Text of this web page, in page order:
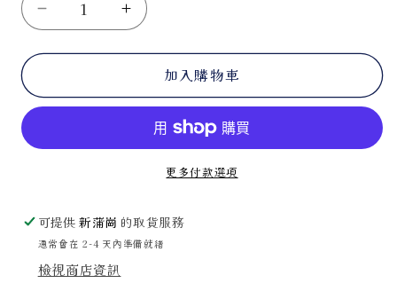
Johnny
Walker
Gold
[40%]
Johnny
Walker
Gold
Label
[40%]
加入購物車
更多付款選項
可提供新蒲崗 的取貨服務
通常會在 2-4 天內準備就緒
檢視商店資訊